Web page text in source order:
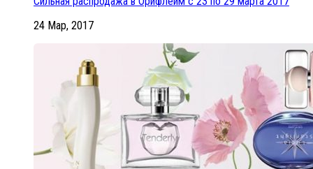
24 Мар, 2017